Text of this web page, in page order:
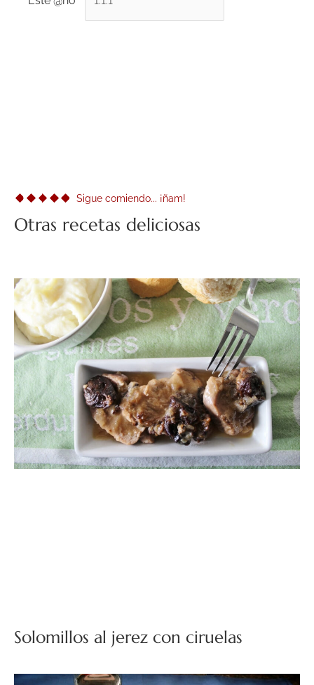
Sigue comiendo... ¡ñam!
Otras recetas deliciosas
Solomillos al jerez con ciruelas